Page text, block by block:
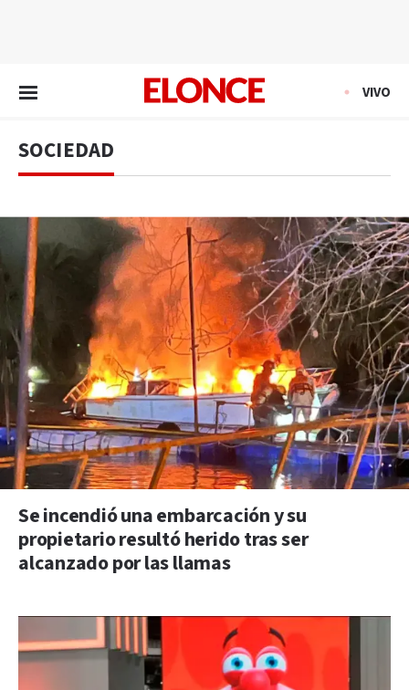
VIVO
SOCIEDAD
Se incendió una embarcación y su
propietario resultó herido tras ser
alcanzado por las llamas